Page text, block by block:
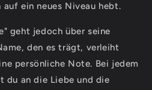
auf ein neues Niveau hebt.
geht jedoch über seine
den es trägt, verleiht
persönliche Note. Bei jedem
du an die Liebe und die